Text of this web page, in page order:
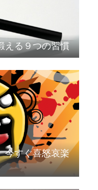
える９つの習慣
今すぐ喜怒哀楽